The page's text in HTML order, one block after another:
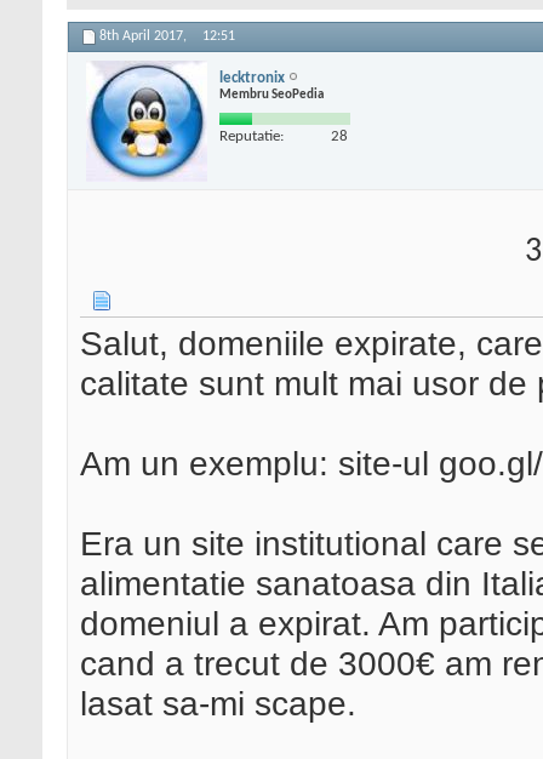
8th April 2017, 12:51
lecktronix
Membru SeoPedia
Reputatie: 28
Salut, domeniile expirate,
calitate sunt mult mai usor de
Am un exemplu: site-ul
Era un site institutional care
alimentatie sanatoasa din
domeniul a expirat. Am
cand a trecut de 3000€ am
lasat sa-mi scape.